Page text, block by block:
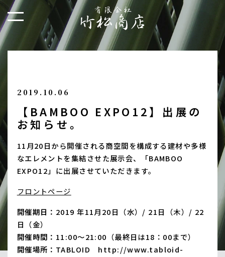
2019.10.06
【BAMBOO EXPO12】出展の
お知らせ。
11月20日から開催される商空間を構成する建材や多様
なエレメントを集結させた展示会、「BAMBOO
EXPO12」に出展させていただきます。
フロントページ
開催期日： 2019 年11月20日（水）/ 21日（木）/ 22
日（金）
開催時間： 11:00～21:00（最終日は18：00まで）
開催場所： TABLOID http://www.tabloid-